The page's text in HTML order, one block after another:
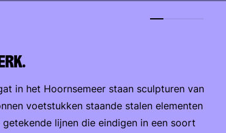
in het Hoornsemeer staan sculpturen van
voetstukken staande stalen elementen
lijnen die eindigen in een soort